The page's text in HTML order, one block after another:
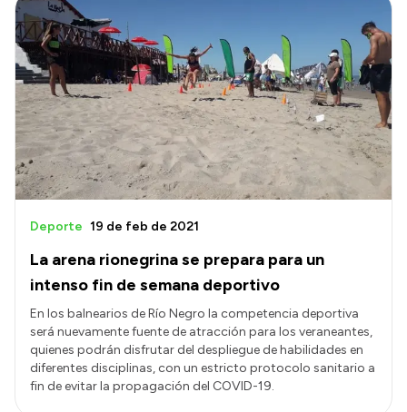
La arena rionegrina se prepara para un
intenso fin de semana deportivo
Deporte 19 de feb de 2021
En los balnearios de Río Negro la competencia deportiva
será nuevamente fuente de atracción para los veraneantes,
quienes podrán disfrutar del despliegue de habilidades en
diferentes disciplinas, con un estricto protocolo sanitario a
fin de evitar la propagación del COVID-19.